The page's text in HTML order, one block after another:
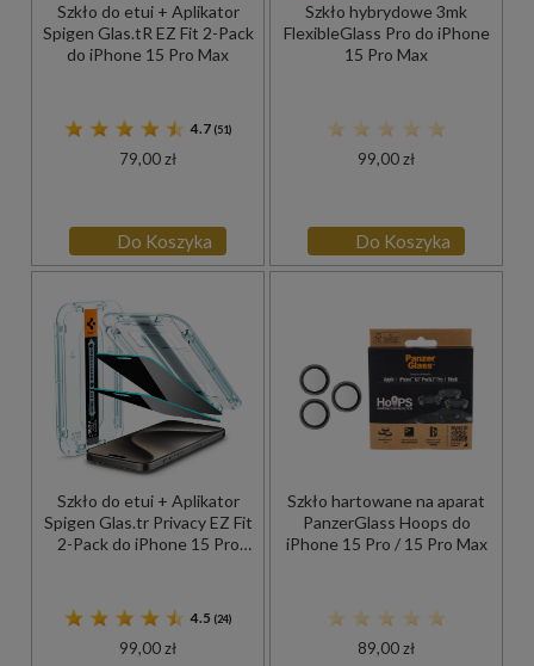
Szkło do etui + Aplikator
Spigen Glas.tR EZ Fit 2-Pack
do iPhone 15 Pro Max
4.7 (51)
79,00 zł
Do Koszyka
Szkło hybrydowe 3mk
FlexibleGlass Pro do iPhone
15 Pro Max
99,00 zł
Do Koszyka
Szkło do etui + Aplikator
Spigen Glas.tr Privacy EZ Fit
2-Pack do iPhone 15 Pro
4.5 (24)
99,00 zł
Szkło hartowane na aparat
PanzerGlass Hoops do
iPhone 15 Pro / 15 Pro Max
89,00 zł